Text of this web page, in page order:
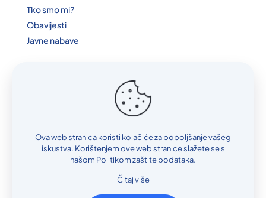
Tko smo mi?
Obavijesti
Javne nabave
T.R: 3381802200480581
IBAN: BA3933806048114001693
Ova web stranica koristi kolačiće za poboljšanje vašeg
iskustva. Korištenjem ove web stranice slažete se s
našom Politikom zaštite podataka.
Čitaj više